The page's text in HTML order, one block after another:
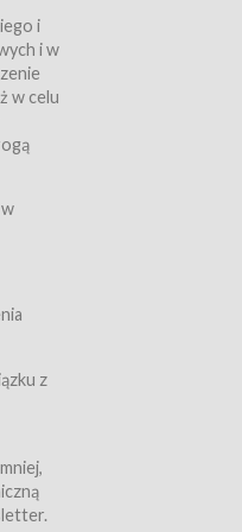
z
i
i w
w celu
z